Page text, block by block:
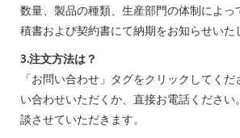
数量、製品の種類、生産部門の体制によっ
積書および契約書にて納期をお知らせいた
3.注文方法は？
「お問い合わせ」タグをクリックしてく
い合わせいただくか、直接お電話ください
談させていただきます。